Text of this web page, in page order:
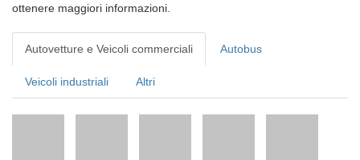
ottenere maggiori informazioni.
Autovetture e Veicoli commerciali Autobus
Veicoli industriali Altri